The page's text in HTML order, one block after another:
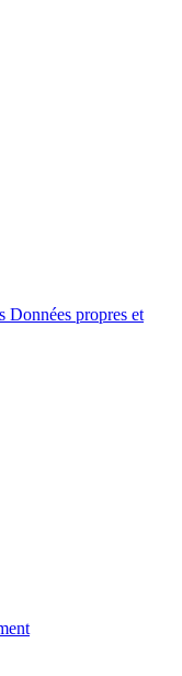
Données propres et